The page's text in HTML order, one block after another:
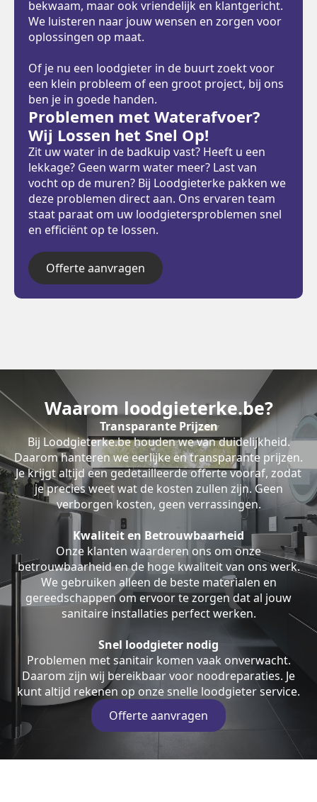
bekwaam, maar ook vriendelijk en klantgericht.
We luisteren naar jouw wensen en zorgen voor
oplossingen op maat.
Of je nu een loodgieter in de buurt zoekt voor
een klein probleem of een groot project, bij ons
ben je in goede handen.
Problemen met Waterafvoer?
Wij Lossen het Snel Op!
Zit uw water in de badkuip vast? Heeft u een
lekkage? Geen warm water meer? Last van
vocht op de muren? Bij Loodgieterke pakken we
deze problemen direct aan. Ons ervaren team
staat paraat om uw loodgietersproblemen snel
en efficiënt op te lossen.
Offerte aanvragen
Waarom loodgieterke.be?
Transparante Prijzen
Bij Loodgieterke.be houden we van duidelijkheid.
Daarom hanteren we eerlijke en transparante prijzen.
Je krijgt altijd een gedetailleerde offerte vooraf, zodat
je precies weet wat de kosten zullen zijn. Geen
verborgen kosten, geen verrassingen.
Kwaliteit en Betrouwbaarheid
Onze klanten waarderen ons om onze
betrouwbaarheid en de hoge kwaliteit van ons werk.
We gebruiken alleen de beste materialen en
gereedschappen om ervoor te zorgen dat al jouw
sanitaire installaties perfect werken.
Snel loodgieter nodig
Problemen met sanitair komen vaak onverwacht.
Daarom zijn wij bereikbaar voor noodreparaties. Je
kunt altijd rekenen op onze snelle loodgieter service.
Offerte aanvragen